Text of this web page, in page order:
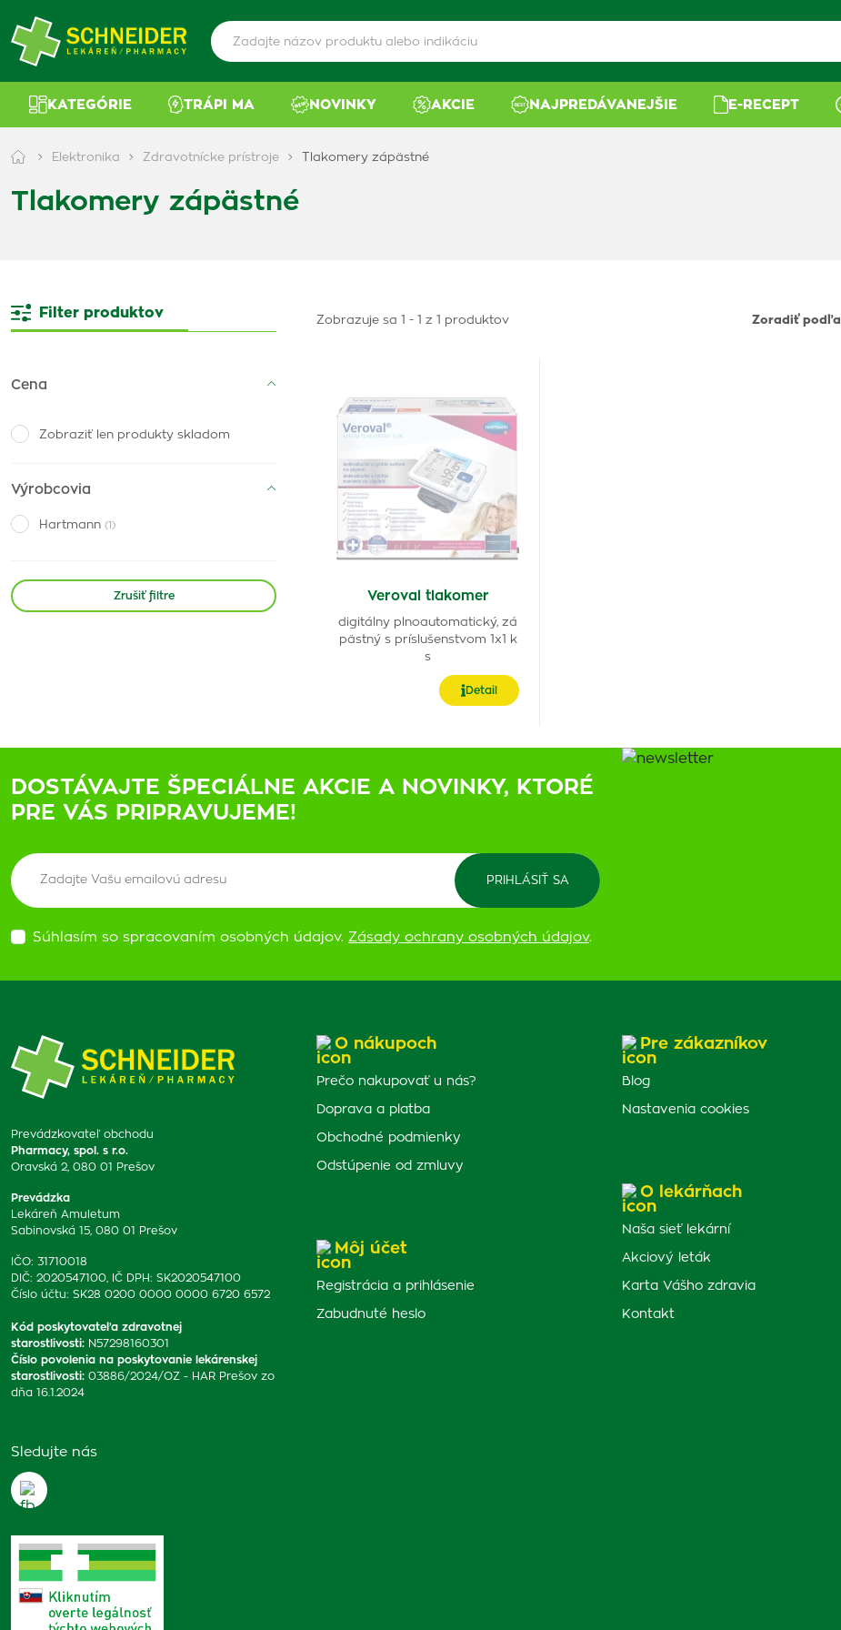
KATEGÓRIE TRÁPI MA NOVINKY AKCIE NAJPREDÁVANEJŠIE E-RECEPT
Elektronika Zdravotnícke prístroje Tlakomery zápästné
Tlakomery zápästné
Filter produktov
Cena
Zobraziť len produkty skladom
Výrobcovia
Hartmann (1)
Zrušiť filtre
Zobrazuje sa 1 - 1 z 1 produktov Zoradiť podľa
Veroval tlakomer
digitálny plnoautomatický, zá
pästný s príslušenstvom 1x1 k
s
Detail
DOSTÁVAJTE ŠPECIÁLNE AKCIE A NOVINKY, KTORÉ
PRE VÁS PRIPRAVUJEME!
Súhlasím so spracovaním osobných údajov. Zásady ochrany osobných údajov.
Prevádzkovateľ obchodu
Pharmacy, spol. s r.o.
Oravská 2, 080 01 Prešov
Prevádzka
Lekáreň Amuletum
Sabinovská 15, 080 01 Prešov
IČO: 31710018
DIČ: 2020547100, IČ DPH: SK2020547100
Číslo účtu: SK28 0200 0000 0000 6720 6572
Kód poskytovateľa zdravotnej
starostlivosti: N57298160301
Číslo povolenia na poskytovanie lekárenskej
starostlivosti: 03886/2024/OZ - HAR Prešov zo
dňa 16.1.2024
Sledujte nás
O nákupoch
Prečo nakupovať u nás?
Doprava a platba
Obchodné podmienky
Odstúpenie od zmluvy
Môj účet
Registrácia a prihlásenie
Zabudnuté heslo
Pre zákazníkov
Blog
Nastavenia cookies
O lekárňach
Naša sieť lekární
Akciový leták
Karta Vášho zdravia
Kontakt